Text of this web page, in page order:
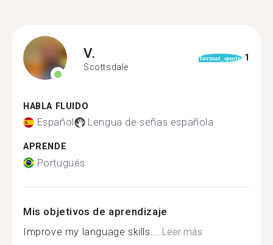
V.
Scottsdale
format_quote 1
HABLA FLUIDO
Español Lengua de señas española
APRENDE
Portugués
Mis objetivos de aprendizaje
Improve my language skills.... Leer más